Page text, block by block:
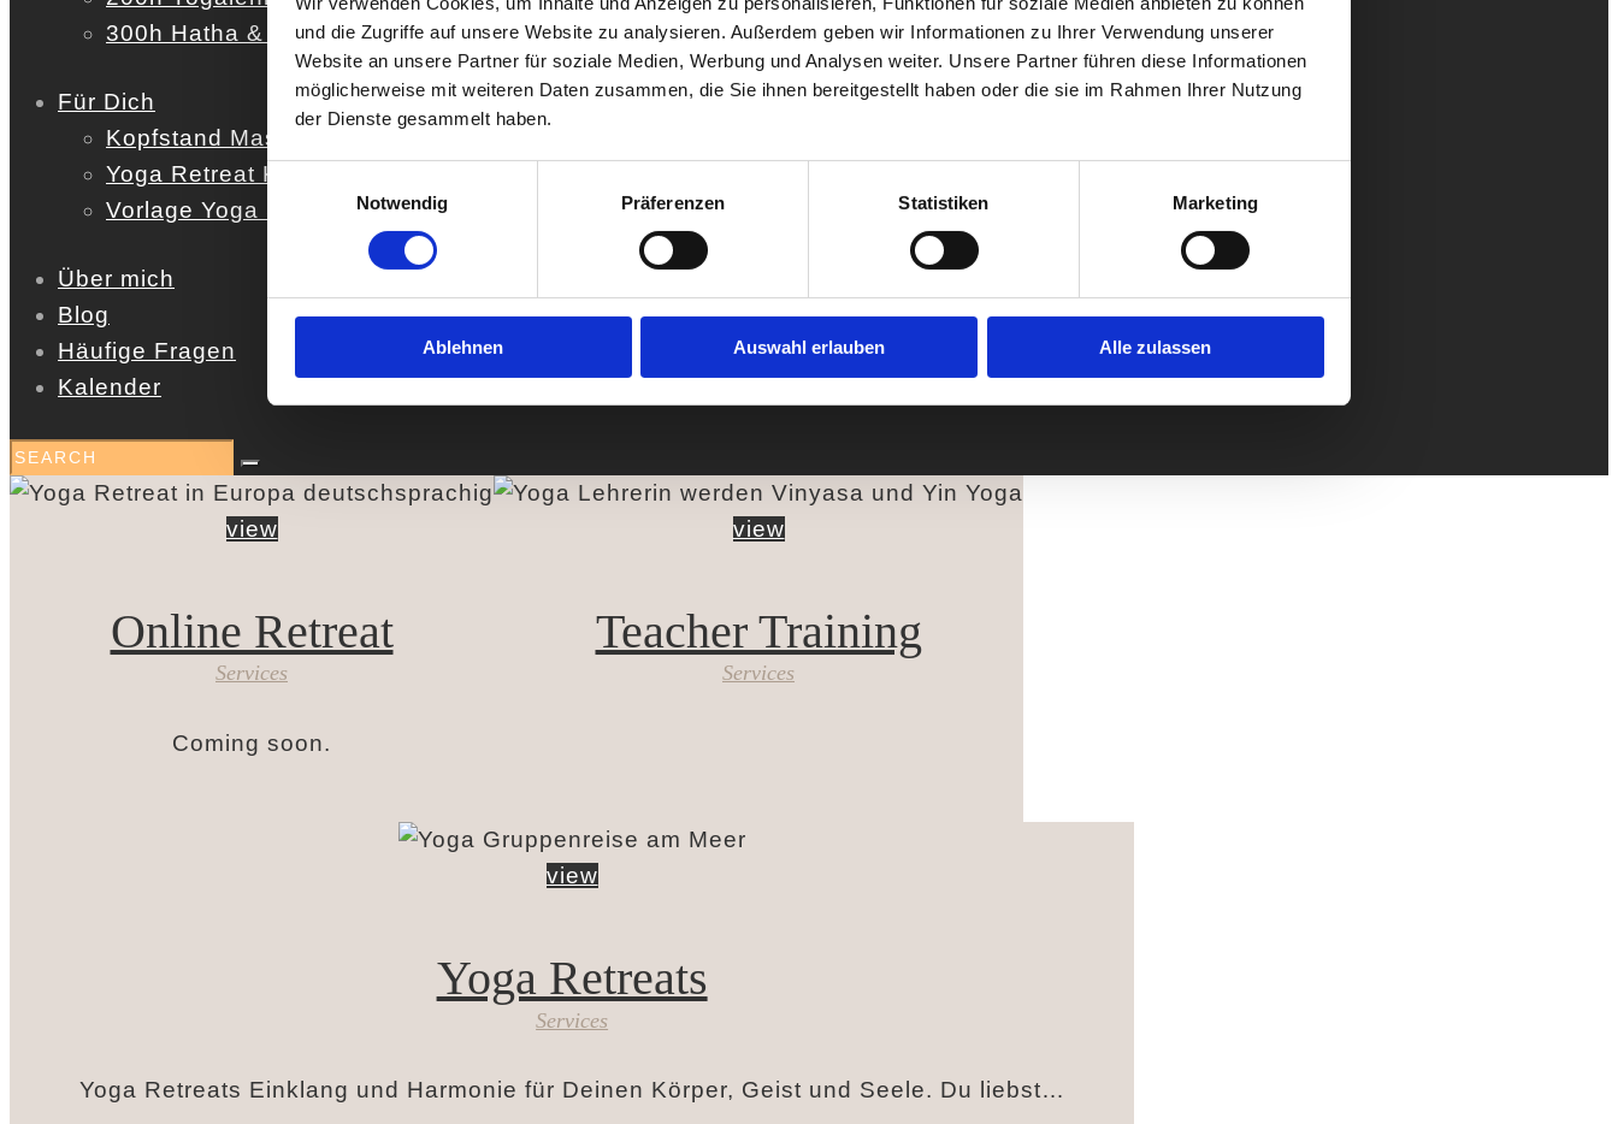
und die Zugriffe auf unsere Website zu analysieren. Außerdem geben wir Informationen zu Ihrer Verwendung unserer
Website an unsere Partner für soziale Medien, Werbung und Analysen weiter. Unsere Partner führen diese Informationen
möglicherweise mit weiteren Daten zusammen, die Sie ihnen bereitgestellt haben oder die sie im Rahmen Ihrer Nutzung
der Dienste gesammelt haben.
Einwilligungsauswahl
Notwendig
Präferenzen Statistiken Marketing
Ablehnen Auswahl erlauben Alle zulassen
300h Hatha & Vinyasa Yogalehrer Ausbildung
Für Dich
Kopfstand Masterclass
Yoga Retreat Kit
Vorlage Yoga Stunde
Über mich
Blog
Häufige Fragen
Kalender
view
Online Retreat
Services
Coming soon.
view
Teacher Training
Services
view
Yoga Retreats
Services
Yoga Retreats Einklang und Harmonie für Deinen Körper, Geist und Seele. Du liebst…